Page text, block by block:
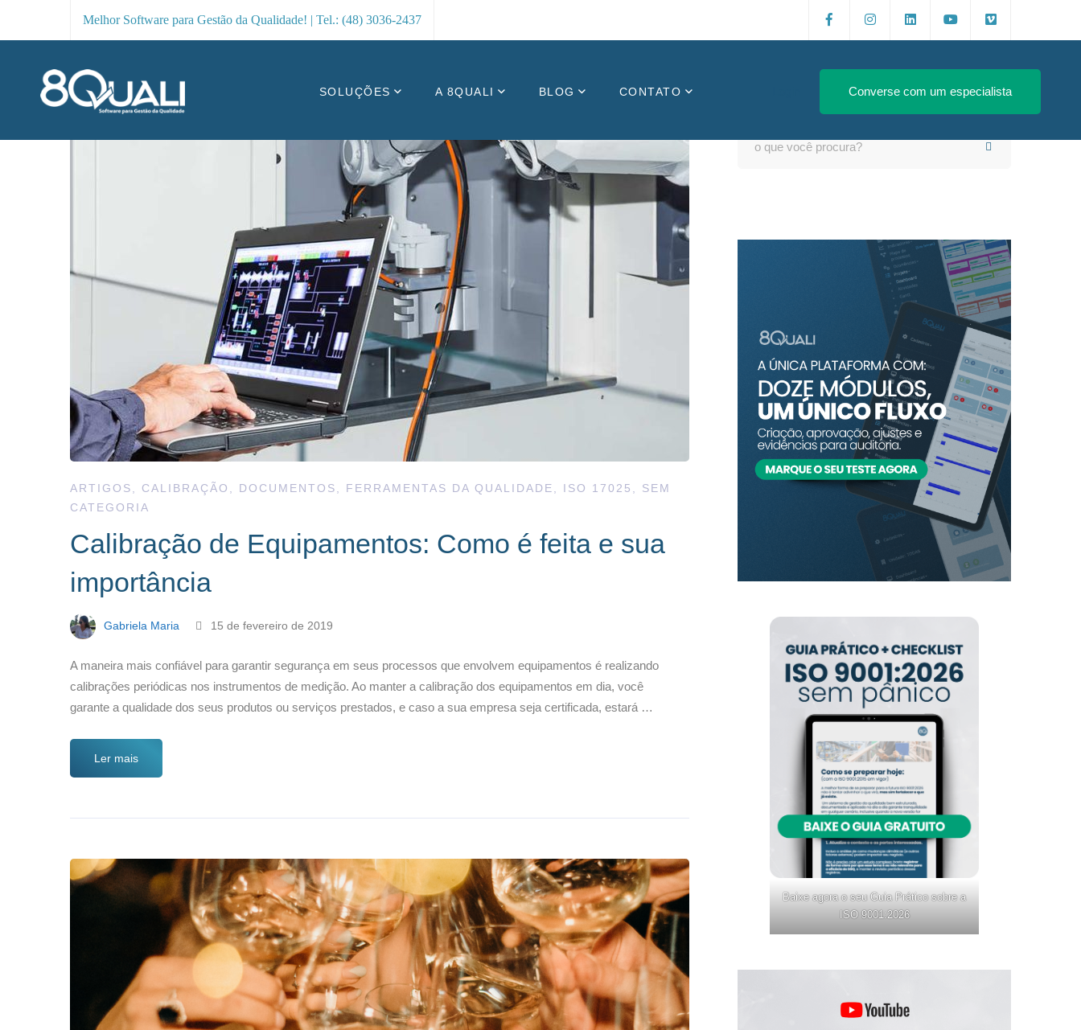
Melhor Software para Gestão da Qualidade! | Tel.: (48) 3036-2437
SOLUÇÕES A 8QUALI BLOG CONTATO Converse com um especialista
ARTIGOS CALIBRAÇÃO DOCUMENTOS FERRAMENTAS DA QUALIDADE ISO 17025
SEM
CATEGORIA
Calibração de Equipamentos: Como é feita e sua
importância
Gabriela Maria 15 de fevereiro de 2019
A maneira mais confiável para garantir segurança em seus processos que envolvem equipamentos é realizando
calibrações periódicas nos instrumentos de medição. Ao manter a calibração dos equipamentos em dia, você
garante a qualidade dos seus produtos ou serviços prestados, e caso a sua empresa seja certificada, estará …
Ler mais
Baixe agora o seu Guia Prático sobre a
ISO 9001:2026